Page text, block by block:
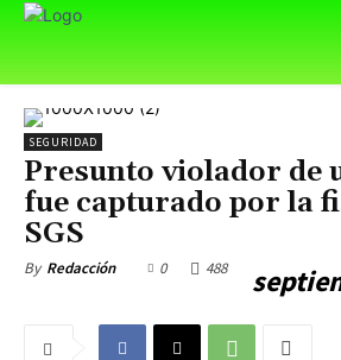
SEGURIDAD
Presunto violador de
fue capturado por la
SGS
By Redacción 0 488